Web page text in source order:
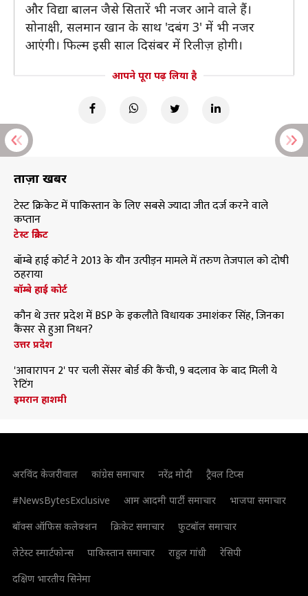
और विद्या बालन जैसे सितारें भी नजर आने वाले हैं।
सोनाक्षी, सलमान खान के साथ 'दबंग 3' में भी नजर
आएंगी। फिल्म इसी साल दिसंबर में रिलीज़ होगी।
आपने पूरा पढ़ लिया है
ताज़ा खबरें
टेस्ट क्रिकेट में पाकिस्तान के लिए सबसे ज्यादा जीत दर्ज करने वाले
कप्तान
टेस्ट क्रिकेट
बॉम्बे हाई कोर्ट ने 2013 के यौन उत्पीड़न मामले में तरुण तेजपाल को दोषी
ठहराया
बॉम्बे हाई कोर्ट
कौन थे उत्तर प्रदेश में BSP के इकलौते विधायक उमाशंकर सिंह, जिनका
कैंसर से हुआ निधन?
उत्तर प्रदेश
'आवारापन 2' पर चली सेंसर बोर्ड की कैंची, 9 बदलाव के बाद मिली ये
रेटिंग
इमरान हाशमी
अरविंद केजरीवाल कांग्रेस समाचार नरेंद्र मोदी
ट्रैवल टिप्स
#NewsBytesExclusive
आम आदमी पार्टी समाचार
भाजपा समाचार
बॉक्स ऑफिस कलेक्शन
क्रिकेट समाचार
फुटबॉल समाचार
लेटेस्ट स्मार्टफोन्स
पाकिस्तान समाचार राहुल गांधी
रेसिपी
दक्षिण भारतीय सिनेमा